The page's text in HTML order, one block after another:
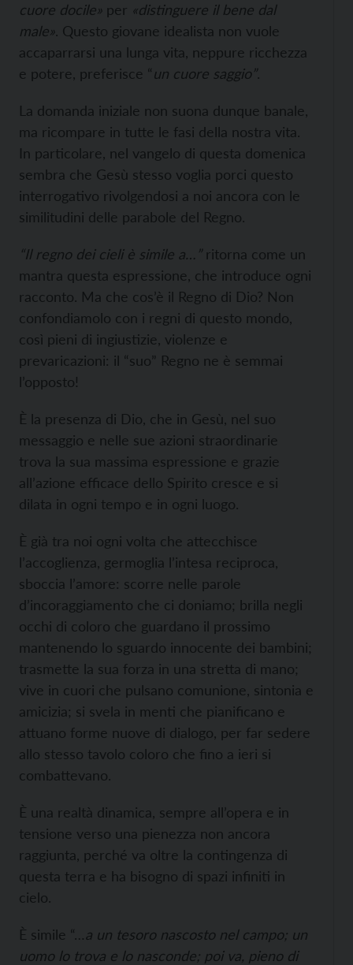
cuore docile» per «distinguere il bene dal
male». Questo giovane idealista non vuole
accaparrarsi una lunga vita, neppure ricchezza
e potere, preferisce “un cuore saggio”.
La domanda iniziale non suona dunque banale,
ma ricompare in tutte le fasi della nostra vita.
In particolare, nel vangelo di questa domenica
sembra che Gesù stesso voglia porci questo
interrogativo rivolgendosi a noi ancora con le
similitudini delle parabole del Regno.
“Il regno dei cieli è simile a…” ritorna come un
mantra questa espressione, che introduce ogni
racconto. Ma che cos’è il Regno di Dio? Non
confondiamolo con i regni di questo mondo,
così pieni di ingiustizie, violenze e
prevaricazioni: il “suo” Regno ne è semmai
l’opposto!
È la presenza di Dio, che in Gesù, nel suo
messaggio e nelle sue azioni straordinarie
trova la sua massima espressione e grazie
all’azione efficace dello Spirito cresce e si
dilata in ogni tempo e in ogni luogo.
È già tra noi ogni volta che attecchisce
l’accoglienza, germoglia l’intesa reciproca,
sboccia l’amore: scorre nelle parole
d’incoraggiamento che ci doniamo; brilla negli
occhi di coloro che guardano il prossimo
mantenendo lo sguardo innocente dei bambini;
trasmette la sua forza in una stretta di mano;
vive in cuori che pulsano comunione, sintonia e
amicizia; si svela in menti che pianificano e
attuano forme nuove di dialogo, per far sedere
allo stesso tavolo coloro che fino a ieri si
combattevano.
È una realtà dinamica, sempre all’opera e in
tensione verso una pienezza non ancora
raggiunta, perché va oltre la contingenza di
questa terra e ha bisogno di spazi infiniti in
cielo.
È simile “…a un tesoro nascosto nel campo; un
uomo lo trova e lo nasconde; poi va, pieno di